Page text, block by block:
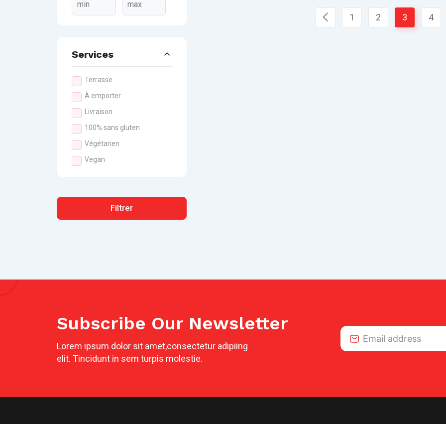
1 2 3 4
Services
Terrasse
À emporter
Livraison
100% sans gluten
Végétarien
Vegan
Filtrer
Subscribe Our Newsletter
Lorem ipsum dolor sit amet,consectetur adipiing
elit. Tincidunt in sem turpis molestie.